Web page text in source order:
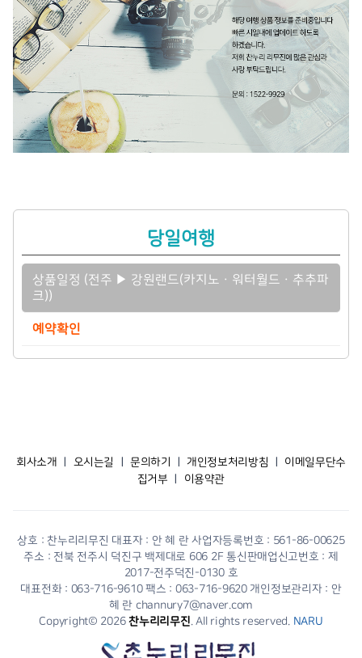
당일여행
상품일정 (전주 ▶ 강원랜드(카지노ㆍ워터월드ㆍ추추파
크))
예약확인
회사소개 오시는길 문의하기 개인정보처리방침
이메일무단수
집거부
이용약관
상호 : 찬누리리무진 대표자 : 안 혜 란 사업자등록번호 : 561-86-00625
주소 : 전북 전주시 덕진구 백제대로 606 2F 통신판매업신고번호 : 제
2017-전주덕진-0130 호
대표전화 : 063-716-9610 팩스 : 063-716-9620 개인정보관리자 : 안
혜 란 channury7@naver.com
Copyright© 2026찬누리리무진. All rights reserved. NARU